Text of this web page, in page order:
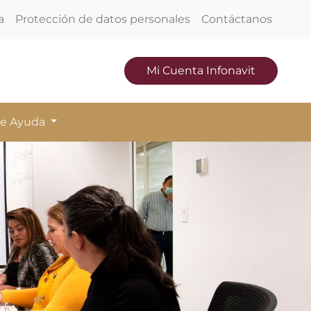
Protección de datos personales Contáctanos
Mi Cuenta Infonavit
Ayuda